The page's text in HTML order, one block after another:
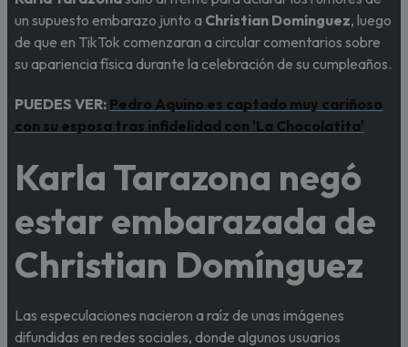
un supuesto embarazo junto a Christian Domínguez, luego
de que en TikTok comenzaran a circular comentarios sobre
su apariencia física durante la celebración de su cumpleaños.
PUEDES VER: Pedro Aquino es captado muy cariñoso
con su esposa tras infidelidad con 'La Chocolatita'
Karla Tarazona negó
estar embarazada de
Christian Domínguez
Las especulaciones nacieron a raíz de unas imágenes
difundidas en redes sociales, donde algunos usuarios